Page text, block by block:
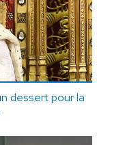
dessert pour la